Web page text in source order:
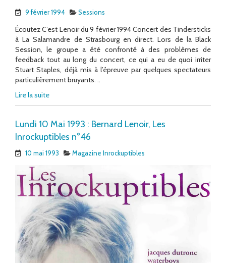
9 février 1994 Sessions
Écoutez C’est Lenoir du 9 février 1994 Concert des Tindersticks
à La Salamandre de Strasbourg en direct. Lors de la Black
Session, le groupe a été confronté à des problèmes de
feedback tout au long du concert, ce qui a eu de quoi irriter
Stuart Staples, déjà mis à l’épreuve par quelques spectateurs
particulièrement bruyants. ..
Lire la suite
Lundi 10 Mai 1993 : Bernard Lenoir, Les
Inrockuptibles n°46
10 mai 1993 Magazine Inrockuptibles